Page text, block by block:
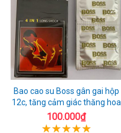
Bao cao su Boss gân gai hộp
12c, tăng cảm giác thăng hoa
100.000₫